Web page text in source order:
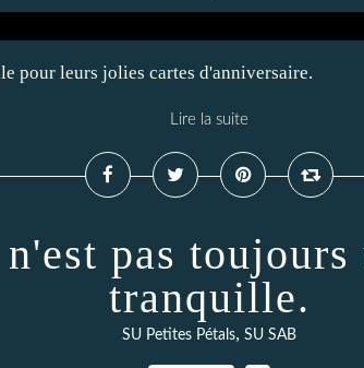
pour leurs jolies cartes d'anniversaire.
Lire la suite
pas toujours
tranquille.
SU Petites Pétals, SU SAB